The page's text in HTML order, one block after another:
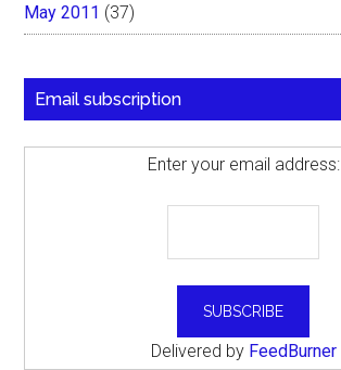
May 2011 (37)
Email subscription
Enter your email address:
Delivered by FeedBurner